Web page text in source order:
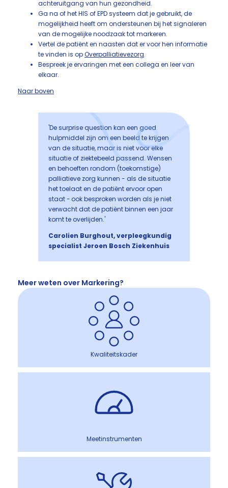
achteruitgang van hun gezondheid.
Ga na of het HIS of EPD systeem dat je gebruikt, de
mogelijkheid heeft om ondersteunen bij het signaleren
van de mogelijke noodzaak tot markeren.
Vertel de patiënt en naasten dat er voor hen informatie
te vinden is opOverpalliatievezorg.
Bespreek je ervaringen met een collega en leer van
elkaar.
Naar boven
'De surprise question kan een goed
hulpmiddel zijn om een beeld te krijgen
van de situatie, maar is niet voor elke
situatie of ziektebeeld passend. Wensen
en behoeften rondom (toekomstige)
palliatieve zorg kunnen - als de situatie
het toelaat en de patiënt ervoor open
staat - ook besproken worden als je niet
verwacht dat de patiënt binnen een jaar
komt te overlijden.'
Carolien Burghout, verpleegkundig
specialist Jeroen Bosch Ziekenhuis
Meer weten over Markering?
Kwaliteitskader
Meetinstrumenten